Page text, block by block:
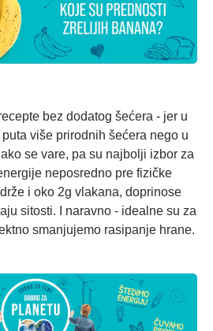
bez dodatog šećera - jer u
više prirodnih šećera nego u
se vare, pa su najbolji izbor za
neposredno pre fizičke
i oko 2g vlakana, doprinose
sitosti. I naravno - idealne su za
smanjujemo rasipanje hrane.